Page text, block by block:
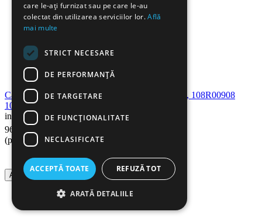
Cartus toner compatibil XEROX PHASER 3140, 108R00908
108R00909, RETECH
in stoc
96
Lei
(pret cu TVA inclus)
Adauga in cos
care le-ați furnizat sau pe care le-au
colectat din utilizarea serviciilor lor.Află
mai multe
STRICT NECESARE
DE PERFORMANȚĂ
DE TARGETARE
DE FUNCŢIONALITATE
NECLASIFICATE
ACCEPTĂ TOATE REFUZĂ TOT
ARATĂ DETALIILE